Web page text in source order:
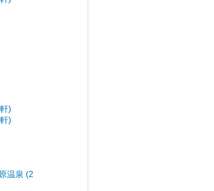
)
)
温泉 (2